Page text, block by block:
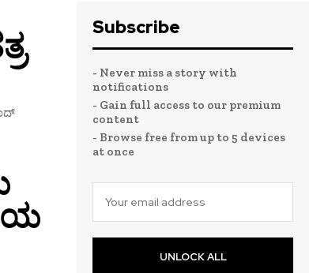
Subscribe
- Never miss a story with
notifications
- Gain full access to our premium
content
- Browse free from up to 5 devices
at once
UNLOCK ALL